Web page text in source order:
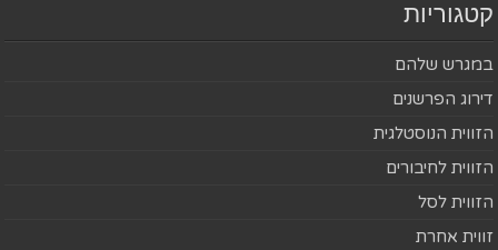
קטגוריות
במגרש שלהם
דירוג הפרשנים
הזווית הנוסטלגית
הזווית לחיבורים
הזווית לסל
זווית אחרת